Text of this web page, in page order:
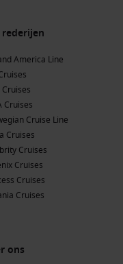
zijn er
verkennen:
elegante havenstad
restaurants. Bezoek
prachtig uitzicht.
hoofdstad van
met tal van koloniale
indrukwekkende
en
keuken.
rederijen
America Line
Cruises
Cruises
Cruise Line
Cruises
Cruises
Cruises
Cruises
Cruises
ons